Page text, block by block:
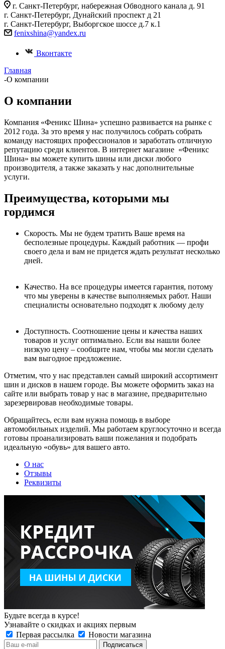
г. Санкт-Петербург, набережная Обводного канала д. 91
г. Санкт-Петербург, Дунайский проспект д 21
г. Санкт-Петербург, Выборгское шоссе д.7 к.1
fenixshina@yandex.ru
Вконтакте
Главная
-О компании
О компании
Компания «Феникс Шина» успешно развивается на рынке c
2012 года. За это время у нас получилось собрать собрать
команду настоящих профессионалов и заработать отличную
репутацию среди клиентов. В интернет магазине «Феникс
Шина» вы можете купить шины или диски любого
производителя, а также заказать у нас дополнительные
услуги.
Преимущества, которыми мы
гордимся
Скорость. Мы не будем тратить Ваше время на
бесполезные процедуры. Каждый работник — профи
своего дела и вам не придется ждать результат несколько
дней.
Качество. На все процедуры имеется гарантия, потому
что мы уверены в качестве выполняемых работ. Наши
специалисты основательно подходят к любому делу
Доступность. Соотношение цены и качества наших
товаров и услуг оптимально. Если вы нашли более
низкую цену – сообщите нам, чтобы мы могли сделать
вам выгодное предложение.
Отметим, что у нас представлен самый широкий ассортимент
шин и дисков в нашем городе. Вы можете оформить заказ на
сайте или выбрать товар у нас в магазине, предварительно
зарезервировав необходимые товары.
Обращайтесь, если вам нужна помощь в выборе
автомобильных изделий. Мы работаем круглосуточно и всегда
готовы проанализировать ваши пожелания и подобрать
идеальную «обувь» для вашего авто.
О нас
Отзывы
Реквизиты
Будьте всегда в курсе!
Узнавайте о скидках и акциях первым
Первая рассылка
Новости магазина